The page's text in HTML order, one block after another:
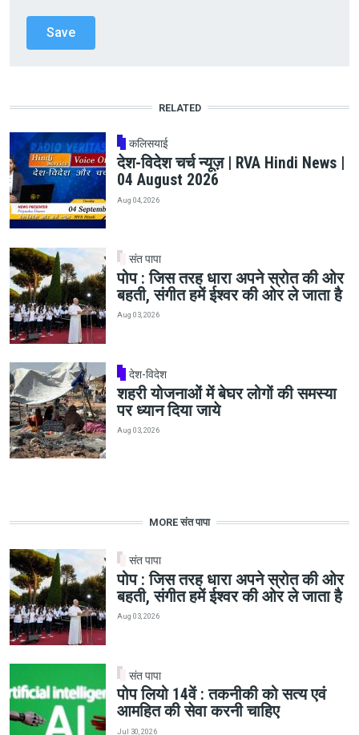
RELATED
कलिसयाई
देश-विदेश चर्च न्यूज़ | RVA Hindi News |
04 August 2026
Aug 04, 2026
संत पापा
पोप : जिस तरह धारा अपने स्रोत की ओर
बहती, संगीत हमें ईश्वर की ओर ले जाता है
Aug 03, 2026
देश-विदेश
शहरी योजनाओं में बेघर लोगों की समस्या
पर ध्यान दिया जाये
Aug 03, 2026
MORE संत पापा
संत पापा
पोप : जिस तरह धारा अपने स्रोत की ओर
बहती, संगीत हमें ईश्वर की ओर ले जाता है
Aug 03, 2026
संत पापा
पोप लियो 14वें : तकनीकी को सत्य एवं
आमहित की सेवा करनी चाहिए
Jul 30, 2026